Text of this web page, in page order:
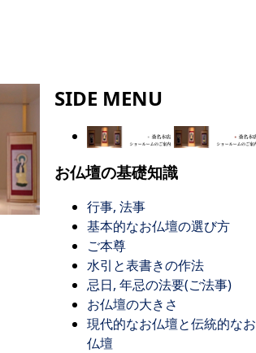
SIDE MENU
お仏壇の基礎知識
行事, 法事
基本的なお仏壇の選び方
ご本尊
水引と表書きの作法
忌日, 年忌の法要(ご法事)
お仏壇の大きさ
現代的なお仏壇と伝統的なお
仏壇